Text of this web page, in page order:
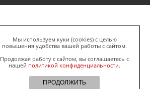
Мы используем куки (cookies) с целью
повышения удобства вашей работы с сайтом.
Продолжая работу с сайтом, вы соглашаетесь с
нашей политикой конфиденциальности.
ПРОДОЛЖИТЬ